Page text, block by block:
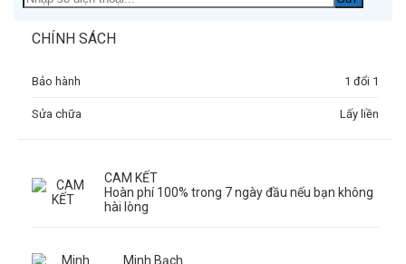
CHÍNH SÁCH
Bảo hành 1 đổi 1
Sửa chữa Lấy liền
CAM KẾT
Hoàn phí 100% trong 7 ngày đầu nếu bạn không
hài lòng
Minh Bạch